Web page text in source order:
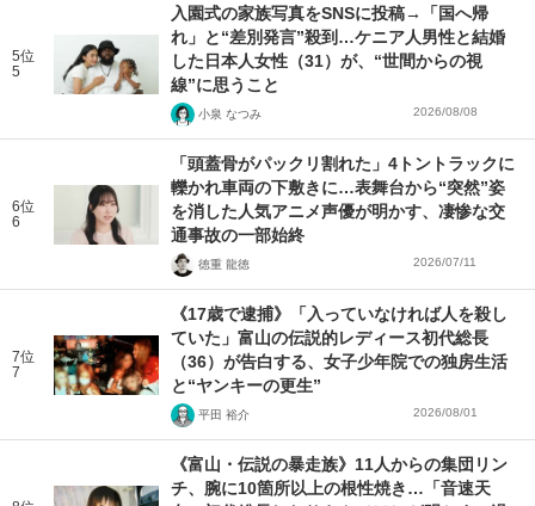
5位
5
入園式の家族写真をSNSに投稿→「国へ帰
れ」と“差別発言”殺到…ケニア人男性と結婚
した日本人女性（31）が、“世間からの視
線”に思うこと
小泉 なつみ 2026/08/08
6位
6
「頭蓋骨がパックリ割れた」4トントラックに
轢かれ車両の下敷きに…表舞台から“突然”姿
を消した人気アニメ声優が明かす、凄惨な交
通事故の一部始終
徳重 龍徳 2026/07/11
7位
7
《17歳で逮捕》「入っていなければ人を殺し
ていた」富山の伝説的レディース初代総長
（36）が告白する、女子少年院での独房生活
と“ヤンキーの更生”
平田 裕介 2026/08/01
《富山・伝説の暴走族》11人からの集団リン
チ、腕に10箇所以上の根性焼き…「音速天